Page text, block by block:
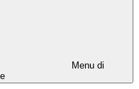
Menu di